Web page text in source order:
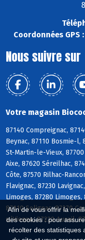
Afin de vous offrir la
des cookies : pour
récolter des statistiques
Coordonnées GPS :
Nous suivre sur
Votre magasin
87140 Compreignac,
Beynac, 87110 Bosmie-l,
St-Martin-le-Vieux,
Aixe, 87620 Séreilhac,
Côte, 87570 Rilhac-
Flavignac, 87230
Limoges, 87280
87110 Solignac, 87270
s/Vienne, 87220 Aureil,